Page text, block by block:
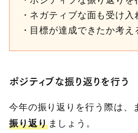
ネガティブな面も受け入
目標が達成できたか考え
ポジティブな振り返りを行う
今年の振り返りを行う際は、
振り返りましょう。